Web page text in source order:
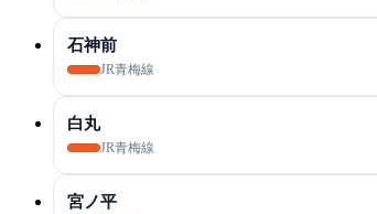
石神前
JR青梅線
白丸
JR青梅線
宮ノ平